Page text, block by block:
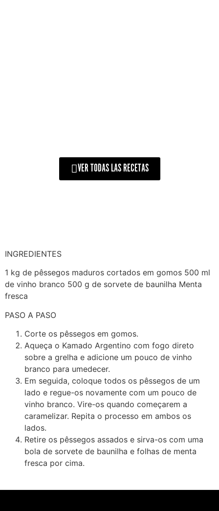
VER TODAS LAS RECETAS
INGREDIENTES
1 kg de pêssegos maduros cortados em gomos 500 ml
de vinho branco 500 g de sorvete de baunilha Menta
fresca
PASO A PASO
Corte os pêssegos em gomos.
Aqueça o Kamado Argentino com fogo direto
sobre a grelha e adicione um pouco de vinho
branco para umedecer.
Em seguida, coloque todos os pêssegos de um
lado e regue-os novamente com um pouco de
vinho branco. Vire-os quando começarem a
caramelizar. Repita o processo em ambos os
lados.
Retire os pêssegos assados e sirva-os com uma
bola de sorvete de baunilha e folhas de menta
fresca por cima.